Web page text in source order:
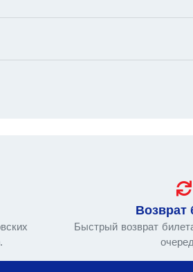
Возврат
Быстрый возврат